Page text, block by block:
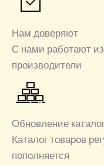
Нам доверяют
С нами работают
производители
Обновление
Каталог товаров
пополняется